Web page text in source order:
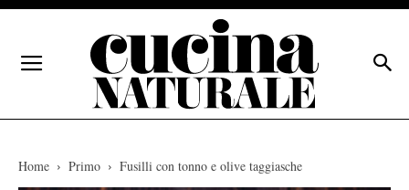
Home Primo Fusilli con tonno e olive taggiasche